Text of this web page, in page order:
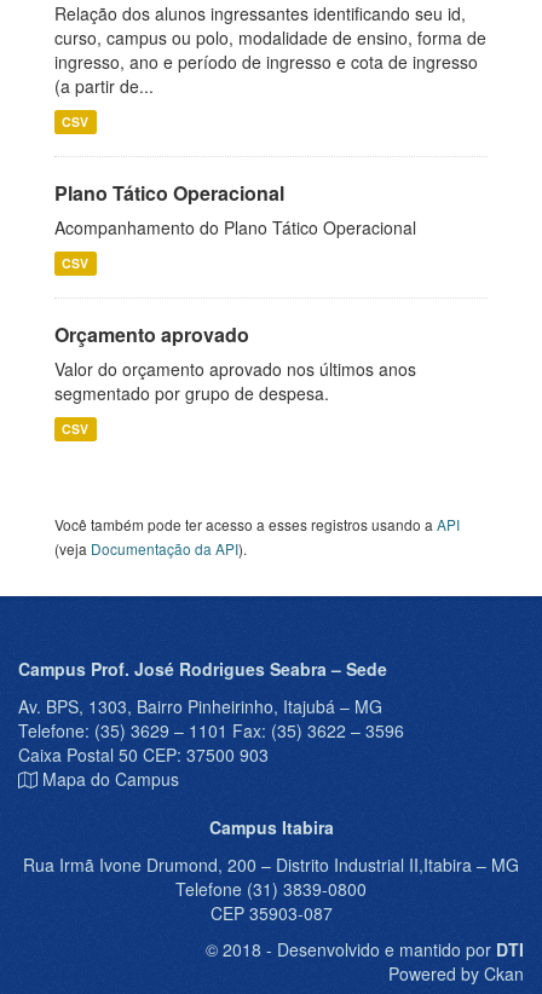
Relação dos alunos ingressantes identificando seu id,
curso, campus ou polo, modalidade de ensino, forma de
ingresso, ano e período de ingresso e cota de ingresso
(a partir de...
CSV
Plano Tático Operacional
Acompanhamento do Plano Tático Operacional
CSV
Orçamento aprovado
Valor do orçamento aprovado nos últimos anos
segmentado por grupo de despesa.
CSV
Você também pode ter acesso a esses registros usando a API
(veja Documentação da API).
Campus Prof. José Rodrigues Seabra – Sede
Av. BPS, 1303, Bairro Pinheirinho, Itajubá – MG
Telefone: (35) 3629 – 1101 Fax: (35) 3622 – 3596
Caixa Postal 50 CEP: 37500 903
Mapa do Campus
Campus Itabira
Rua Irmã Ivone Drumond, 200 – Distrito Industrial II,Itabira – MG
Telefone (31) 3839-0800
CEP 35903-087
© 2018 - Desenvolvido e mantido por DTI
Powered by Ckan